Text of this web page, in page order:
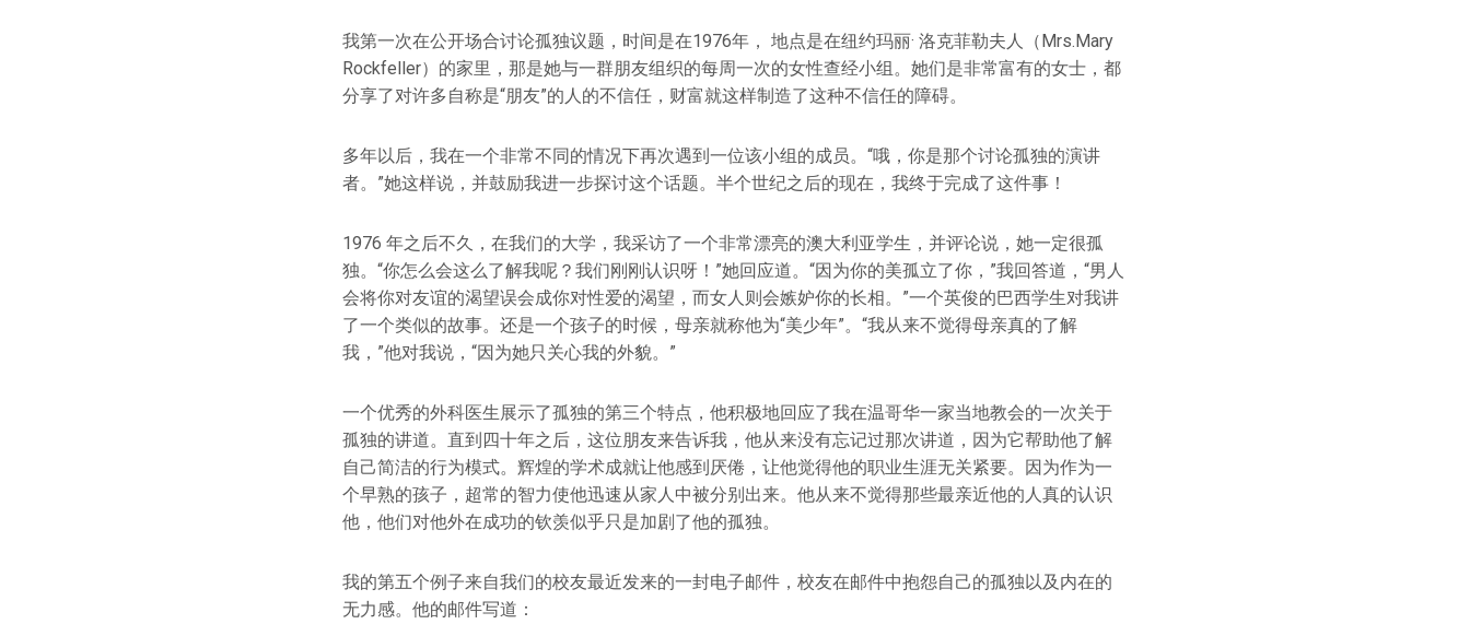
我第一次在公开场合讨论孤独议题，时间是在1976年， 地点是在纽约玛丽· 洛克菲勒夫人（Mrs.Mary
Rockfeller）的家里，那是她与一群朋友组织的每周一次的女性查经小组。她们是非常富有的女士，都
分享了对许多自称是“朋友”的人的不信任，财富就这样制造了这种不信任的障碍。
多年以后，我在一个非常不同的情况下再次遇到一位该小组的成员。“哦，你是那个讨论孤独的演讲
者。”她这样说，并鼓励我进一步探讨这个话题。半个世纪之后的现在，我终于完成了这件事！
1976 年之后不久，在我们的大学，我采访了一个非常漂亮的澳大利亚学生，并评论说，她一定很孤
独。“你怎么会这么了解我呢？我们刚刚认识呀！”她回应道。“因为你的美孤立了你，”我回答道，“男人
会将你对友谊的渴望误会成你对性爱的渴望，而女人则会嫉妒你的长相。”一个英俊的巴西学生对我讲
了一个类似的故事。还是一个孩子的时候，母亲就称他为“美少年”。“我从来不觉得母亲真的了解
我，”他对我说，“因为她只关心我的外貌。”
一个优秀的外科医生展示了孤独的第三个特点，他积极地回应了我在温哥华一家当地教会的一次关于
孤独的讲道。直到四十年之后，这位朋友来告诉我，他从来没有忘记过那次讲道，因为它帮助他了解
自己简洁的行为模式。辉煌的学术成就让他感到厌倦，让他觉得他的职业生涯无关紧要。因为作为一
个早熟的孩子，超常的智力使他迅速从家人中被分别出来。他从来不觉得那些最亲近他的人真的认识
他，他们对他外在成功的钦羡似乎只是加剧了他的孤独。
我的第五个例子来自我们的校友最近发来的一封电子邮件，校友在邮件中抱怨自己的孤独以及内在的
无力感。他的邮件写道：